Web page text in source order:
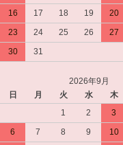
16
17 18 19 20
23
24 25 26 27
30
31
2026年9月
日
月 火 水 木
1
2 3
6
7 8 9 10